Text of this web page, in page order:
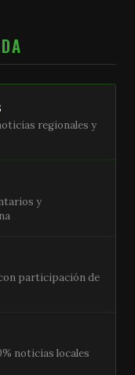
regionales y
y
participación de
noticias locales